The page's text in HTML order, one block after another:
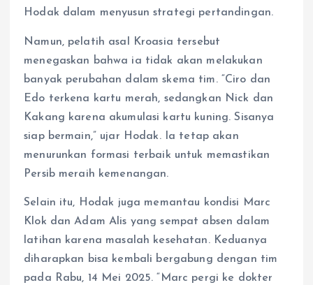
Hodak dalam menyusun strategi pertandingan.
Namun, pelatih asal Kroasia tersebut
menegaskan bahwa ia tidak akan melakukan
banyak perubahan dalam skema tim. “Ciro dan
Edo terkena kartu merah, sedangkan Nick dan
Kakang karena akumulasi kartu kuning. Sisanya
siap bermain,” ujar Hodak. Ia tetap akan
menurunkan formasi terbaik untuk memastikan
Persib meraih kemenangan.
Selain itu, Hodak juga memantau kondisi Marc
Klok dan Adam Alis yang sempat absen dalam
latihan karena masalah kesehatan. Keduanya
diharapkan bisa kembali bergabung dengan tim
pada Rabu, 14 Mei 2025. “Marc pergi ke dokter